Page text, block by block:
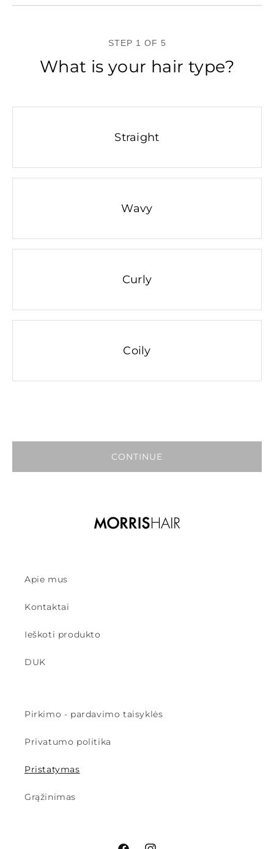
STEP 1 OF 5
What is your hair type?
Straight
Wavy
Curly
Coily
CONTINUE
Apie mus
Kontaktai
Ieškoti produkto
DUK
Pirkimo - pardavimo taisyklės
Privatumo politika
Pristatymas
Grąžinimas